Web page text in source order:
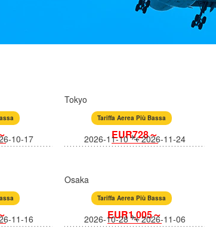
10-17
Tokyo
Tariffa Aerea Più Bassa
EUR728～
2026-11-10 2026-11-24
11-16
Osaka
Tariffa Aerea Più Bassa
EUR1,005～
2026-10-28 2026-11-06